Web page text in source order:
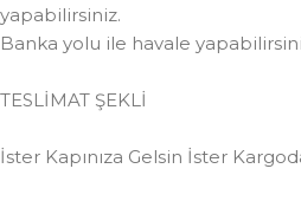
yapabilirsiniz.
Banka yolu ile havale
TESLİMAT ŞEKLİ
İster Kapınıza Gelsin İster